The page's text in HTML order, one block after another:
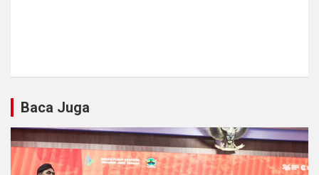
Baca Juga